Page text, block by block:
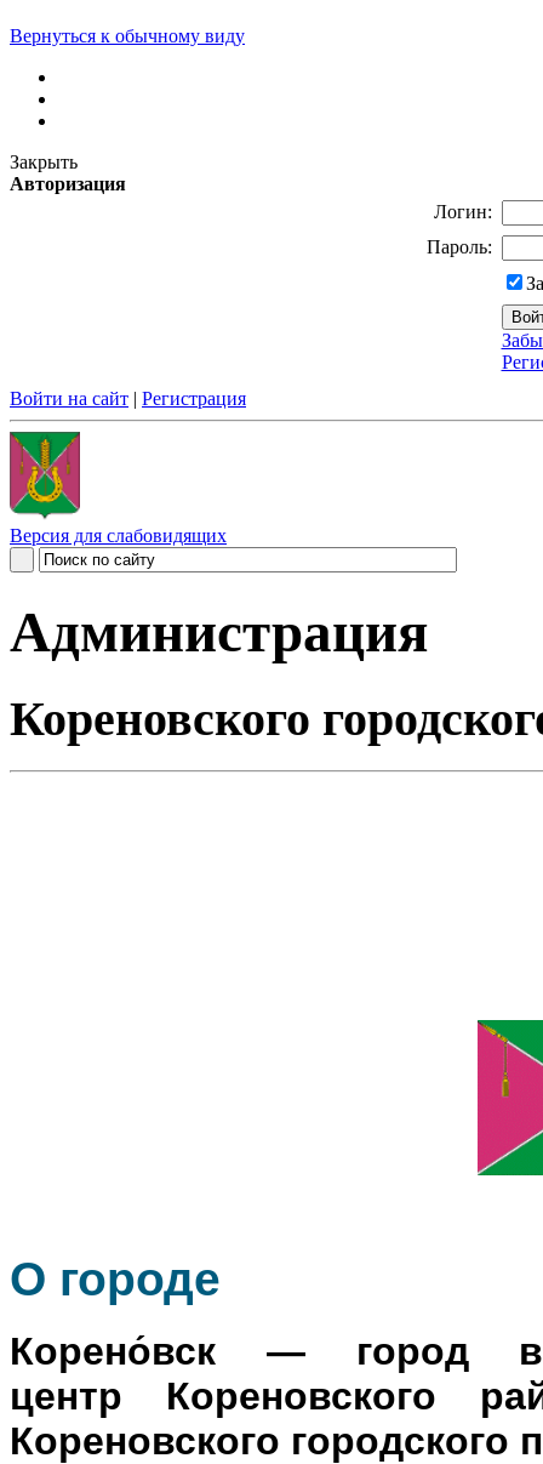
Вернуться к обычному виду
Закрыть
Авторизация
Логин:
Пароль:
Войти на сайт | Регистрация
Версия для слабовидящих
Администрация
Кореновского
О городе
Корено́вск — город в
центр Кореновского
Кореновского городского